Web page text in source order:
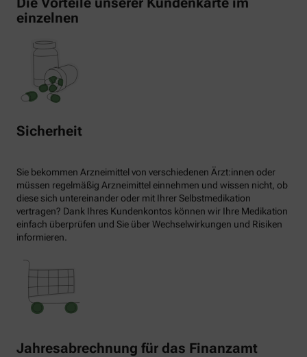
einzelnen
Sicherheit
Sie bekommen Arzneimittel von verschiedenen Ärzt:innen oder
müssen regelmäßig Arzneimittel einnehmen und wissen nicht, ob
diese sich untereinander oder mit Ihrer Selbstmedikation
vertragen? Dank Ihres Kundenkontos können wir Ihre Medikation
einfach überprüfen und Sie über Wechselwirkungen und Risiken
informieren.
Jahresabrechnung für das Finanzamt